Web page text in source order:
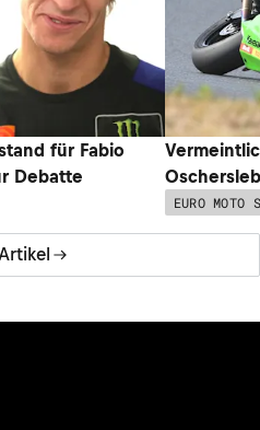
für Fabio
Debatte
EURO MOTO